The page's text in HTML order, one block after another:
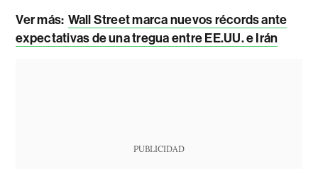
Ver más: Wall Street marca nuevos récords ante
expectativas de una tregua entre EE.UU. e Irán
PUBLICIDAD